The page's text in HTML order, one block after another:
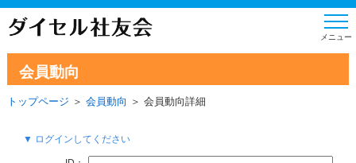
会員動向
トップページ ＞ 会員動向 ＞ 会員動向詳細
▼ ログインしてください